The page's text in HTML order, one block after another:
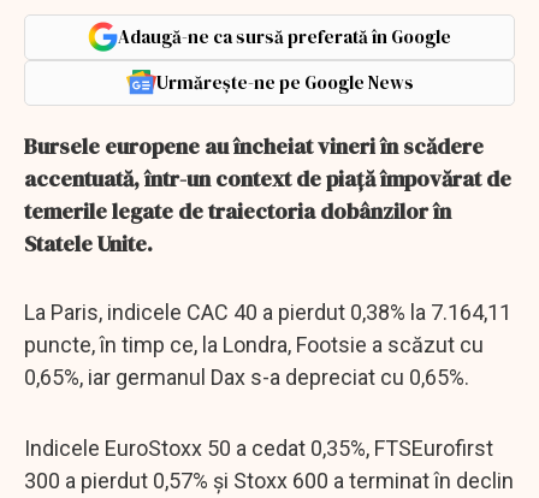
Adaugă-ne ca sursă preferată în Google
Urmărește-ne pe Google News
Bursele europene au încheiat vineri în scădere
accentuată, într-un context de piață împovărat de
temerile legate de traiectoria dobânzilor în
Statele Unite.
La Paris, indicele CAC 40 a pierdut 0,38% la 7.164,11
puncte, în timp ce, la Londra, Footsie a scăzut cu
0,65%, iar germanul Dax s-a depreciat cu 0,65%.
Indicele EuroStoxx 50 a cedat 0,35%, FTSEurofirst
300 a pierdut 0,57% și Stoxx 600 a terminat în declin